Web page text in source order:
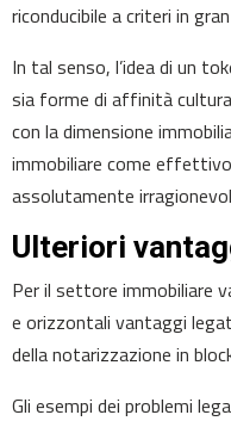
riconducibile a criteri in
In tal senso, l’idea di un
sia forme di affinità
con la dimensione
immobiliare come
assolutamente
Ulteriori
Per il settore immobiliare
e orizzontali vantaggi
della notarizzazione in
Gli esempi dei problemi